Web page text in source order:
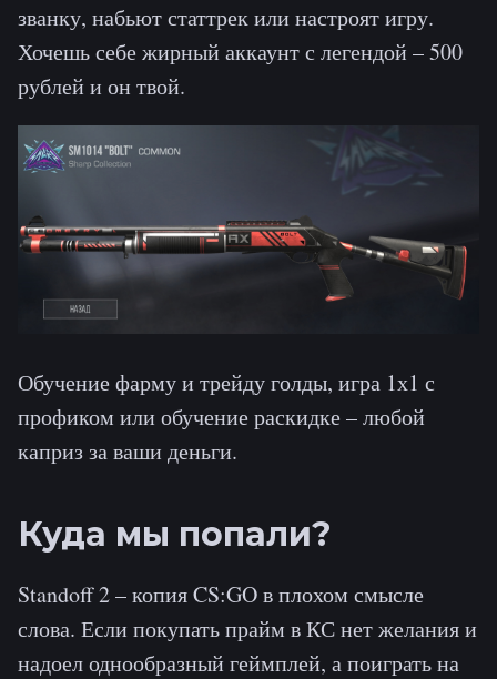
званку, набьют статтрек или настроят игру.
Хочешь себе жирный аккаунт с легендой – 500
рублей и он твой.
Обучение фарму и трейду голды, игра 1х1 с
профиком или обучение раскидке – любой
каприз за ваши деньги.
Куда мы попали?
Standoff 2 – копия CS:GO в плохом смысле
слова. Если покупать прайм в КС нет желания и
надоел однообразный геймплей, а поиграть на